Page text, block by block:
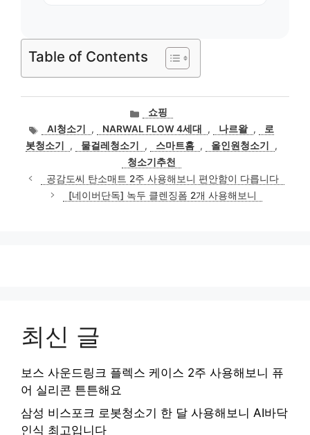
Table of Contents
카
테
고
리
쇼핑
태
그
AI청소기 , NARWAL FLOW 4세대 , 나르왈 ,
로
봇청소기
, 물걸레청소기 , 스마트홈 , 올인원청소기
,
청소기추천
공감도씨 탄소매트 2주 사용해보니 편안함이 다릅니다
[네이버단독] 녹두 클렌징폼 2개 사용해보니
최신 글
보스 사운드링크 플렉스 케이스 2주 사용해보니 퓨
어 실리콘 튼튼해요
삼성 비스포크 로봇청소기 한 달 사용해보니 AI바닥
인식 최고입니다